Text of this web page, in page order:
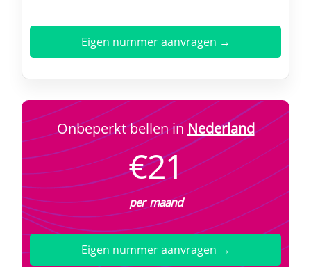
Eigen nummer aanvragen →
Onbeperkt bellen inNederland
€21
per maand
Eigen nummer aanvragen →